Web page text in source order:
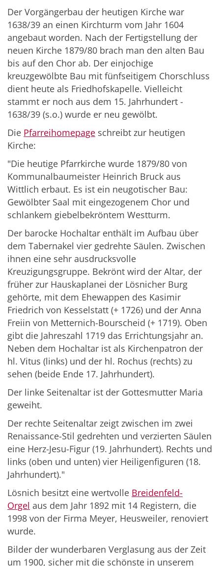
Der Vorgängerbau der heutigen Kirche war
1638/39 an einen Kirchturm vom Jahr 1604
angebaut worden. Nach der Fertigstellung der
neuen Kirche 1879/80 brach man den alten Bau
bis auf den Chor ab. Der einjochige
kreuzgewölbte Bau mit fünfseitigem Chorschluss
dient heute als Friedhofskapelle. Vielleicht
stammt er noch aus dem 15. Jahrhundert -
1638/39 (s.o.) wurde er neu gewölbt.
Die Pfarreihomepage schreibt zur heutigen
Kirche:
"Die heutige Pfarrkirche wurde 1879/80 von
Kommunalbaumeister Heinrich Bruck aus
Wittlich erbaut. Es ist ein neugotischer Bau:
Gewölbter Saal mit eingezogenem Chor und
schlankem giebelbekröntem Westturm.
Der barocke Hochaltar enthält im Aufbau über
dem Tabernakel vier gedrehte Säulen. Zwischen
ihnen eine sehr ausdrucksvolle
Kreuzigungsgruppe. Bekrönt wird der Altar, der
früher zur Hauskaplanei der Lösnicher Burg
gehörte, mit dem Ehewappen des Kasimir
Friedrich von Kesselstatt (+ 1726) und der Anna
Freiin von Metternich-Bourscheid (+ 1719). Oben
gibt die Jahreszahl 1719 das Errichtungsjahr an.
Neben dem Hochaltar ist als Kirchenpatron der
hl. Vitus (links) und der hl. Rochus (rechts) zu
sehen (beide Ende 17. Jahrhundert).
Der linke Seitenaltar ist der Gottesmutter Maria
geweiht.
Der rechte Seitenaltar zeigt zwischen im zwei
Renaissance-Stil gedrehten und verzierten Säulen
eine Herz-Jesu-Figur (19. Jahrhundert). Rechts und
links (oben und unten) vier Heiligenfiguren (18.
Jahrhundert)."
Lösnich besitzt eine wertvolle Breidenfeld-
Orgel aus dem Jahr 1892 mit 14 Registern, die
1998 von der Firma Meyer, Heusweiler, renoviert
wurde.
Bilder der wunderbaren Verglasung aus der Zeit
um 1900, sicher mit die schönste in unserem